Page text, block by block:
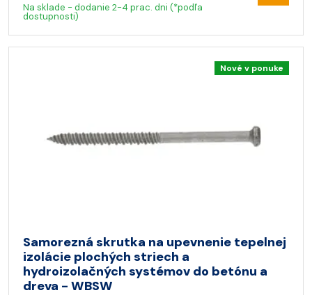
Na sklade - dodanie 2-4 prac. dni (*podľa
dostupnosti)
Nové v ponuke
Samorezná skrutka na upevnenie tepelnej
izolácie plochých striech a
hydroizolačných systémov do betónu a
dreva - WBSW